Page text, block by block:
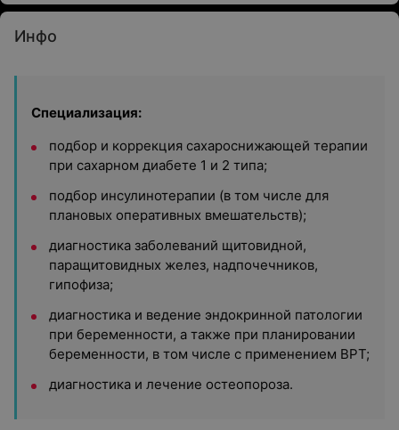
Инфо
Специализация:
подбор и коррекция сахароснижающей терапии
при сахарном диабете 1 и 2 типа;
подбор инсулинотерапии (в том числе для
плановых оперативных вмешательств);
диагностика заболеваний щитовидной,
паращитовидных желез, надпочечников,
гипофиза;
диагностика и ведение эндокринной патологии
при беременности, а также при планировании
беременности, в том числе с применением ВРТ;
диагностика и лечение остеопороза.